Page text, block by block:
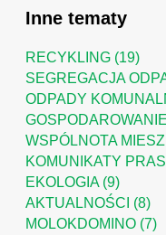
Inne tematy
RECYKLING (19)
SEGREGACJA
ODPADY
WSPÓLNOTA
KOMUNIKATY
EKOLOGIA (9)
AKTUALNOŚCI (8)
MOLOKDOMINO (7)